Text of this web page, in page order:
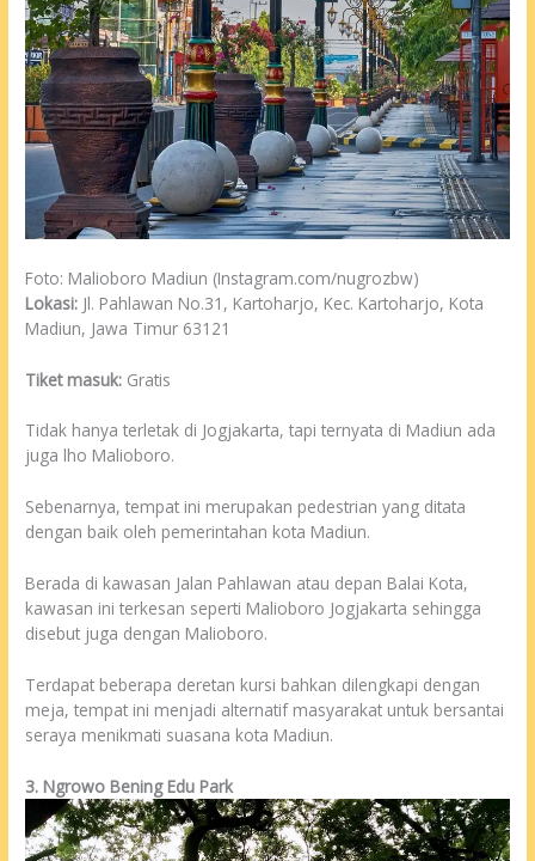
Foto: Malioboro Madiun (Instagram.com/nugrozbw)
Lokasi: Jl. Pahlawan No.31, Kartoharjo, Kec. Kartoharjo, Kota
Madiun, Jawa Timur 63121
Tiket masuk: Gratis
Tidak hanya terletak di Jogjakarta, tapi ternyata di Madiun ada
juga lho Malioboro.
Sebenarnya, tempat ini merupakan pedestrian yang ditata
dengan baik oleh pemerintahan kota Madiun.
Berada di kawasan Jalan Pahlawan atau depan Balai Kota,
kawasan ini terkesan seperti Malioboro Jogjakarta sehingga
disebut juga dengan Malioboro.
Terdapat beberapa deretan kursi bahkan dilengkapi dengan
meja, tempat ini menjadi alternatif masyarakat untuk bersantai
seraya menikmati suasana kota Madiun.
3. Ngrowo Bening Edu Park